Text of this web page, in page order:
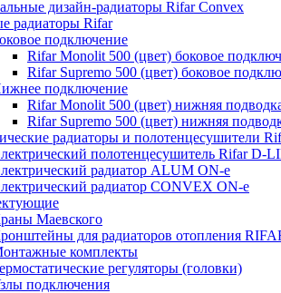
дизайн-радиаторы Rifar Convex
радиаторы Rifar
подключение
Rifar Monolit 500 (цвет) боковое
Rifar Supremo 500 (цвет) боковое
подключение
Rifar Monolit 500 (цвет) нижняя
Rifar Supremo 500 (цвет) нижняя
радиаторы и полотенцесушители
полотенцесушитель Rifar D-
радиатор ALUM ON-e
радиатор CONVEX ON-e
Маевского
для радиаторов отопления
комплекты
регуляторы (головки)
подключения